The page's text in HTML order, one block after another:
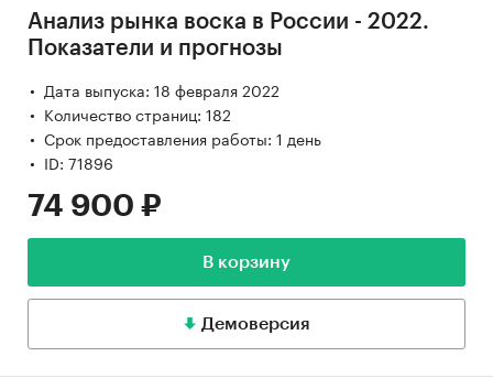
Анализ рынка воска в России - 2022.
Показатели и прогнозы
Дата выпуска: 18 февраля 2022
Количество страниц: 182
Срок предоставления работы: 1 день
ID: 71896
74 900 ₽
В корзину
Демоверсия